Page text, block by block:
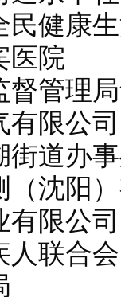
民健康
医院
督管理
限公司
街道办
（沈阳
限公司
人联合会